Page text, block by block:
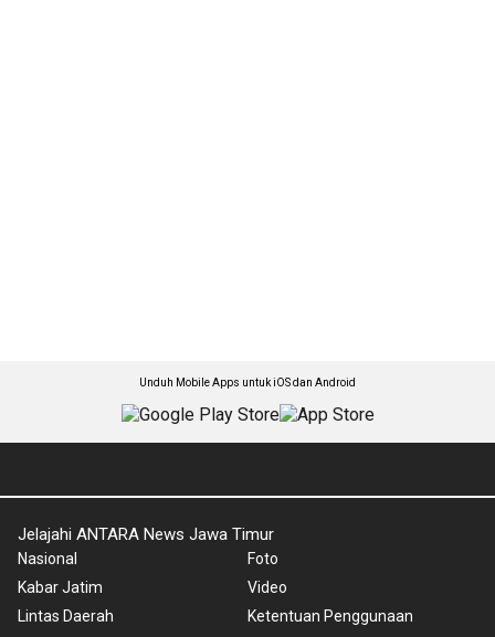
Unduh Mobile Apps untuk iOS dan Android
Jelajahi ANTARA News Jawa Timur
Nasional
Kabar Jatim
Lintas Daerah
Foto
Video
Ketentuan Penggunaan